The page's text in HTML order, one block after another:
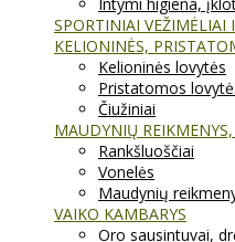
SPORTINIAI VEŽIMĖLIAI
KELIONINĖS,
Kelioninės lovytės
Pristatomos
Čiužiniai
MAUDYNIŲ
Rankšluoščiai
Vonelės
Maudynių
VAIKO KAMBARYS
Oro sausintuvai,